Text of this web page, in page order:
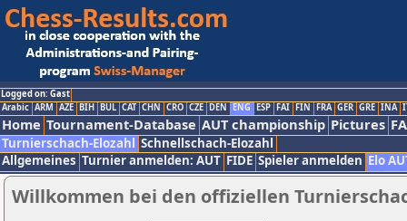
Logged on: Gast
Arabic ARM AZE BIH BUL CAT CHN CRO CZE DEN ENG ESP FAI FIN FRA GER GRE INA
Home Tournament-Database AUT championship Pictures
Turnierschach-Elozahl Schnellschach-Elozahl
Allgemeines Turnier anmelden: AUT FIDE Spieler anmelden Elo
Willkommen bei den offiziellen